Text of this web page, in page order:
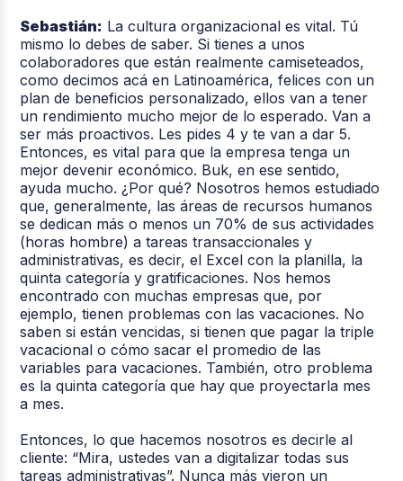
Sebastián: La cultura organizacional es vital. Tú
mismo lo debes de saber. Si tienes a unos
colaboradores que están realmente camiseteados,
como decimos acá en Latinoamérica, felices con un
plan de beneficios personalizado, ellos van a tener
un rendimiento mucho mejor de lo esperado. Van a
ser más proactivos. Les pides 4 y te van a dar 5.
Entonces, es vital para que la empresa tenga un
mejor devenir económico. Buk, en ese sentido,
ayuda mucho. ¿Por qué? Nosotros hemos estudiado
que, generalmente, las áreas de recursos humanos
se dedican más o menos un 70% de sus actividades
(horas hombre) a tareas transaccionales y
administrativas, es decir, el Excel con la planilla, la
quinta categoría y gratificaciones. Nos hemos
encontrado con muchas empresas que, por
ejemplo, tienen problemas con las vacaciones. No
saben si están vencidas, si tienen que pagar la triple
vacacional o cómo sacar el promedio de las
variables para vacaciones. También, otro problema
es la quinta categoría que hay que proyectarla mes
a mes.
Entonces, lo que hacemos nosotros es decirle al
cliente: “Mira, ustedes van a digitalizar todas sus
tareas administrativas”. Nunca más vieron un